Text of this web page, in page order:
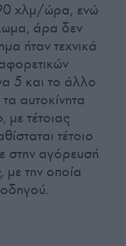
χλμ/ώρα, ενώ
άρα δεν
ήταν τεχνικά
5 και το άλλο
αυτοκίνητα
με τέτοιας
τέτοιο
στην αγόρευσή
, με την οποία